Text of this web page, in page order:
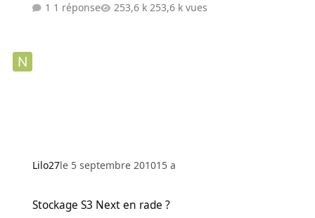
1 réponse
253,6 k vues
Lilo27le 5 septembre 201015 a
Stockage S3 Next en rade ?